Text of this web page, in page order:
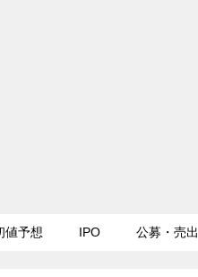
値予想 IPO 公募・売出